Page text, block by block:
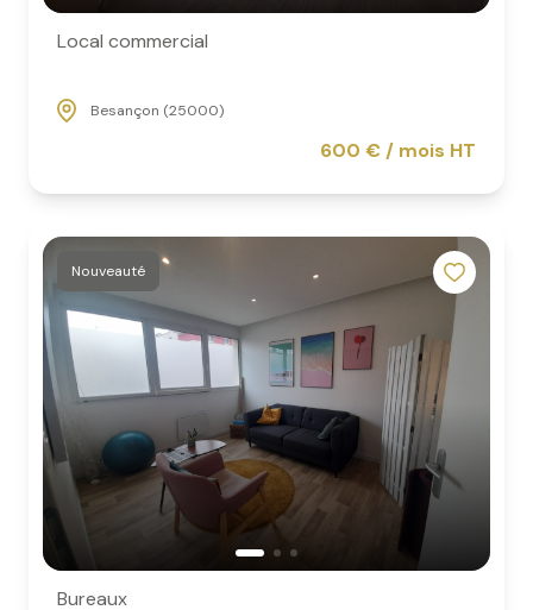
Local commercial
Besançon (25000)
600 € / mois HT
Nouveauté
Bureaux